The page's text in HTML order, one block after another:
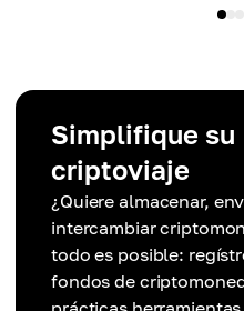
Simplifique su
criptoviaje
¿Quiere almacenar,
intercambiar
todo es posible:
fondos de